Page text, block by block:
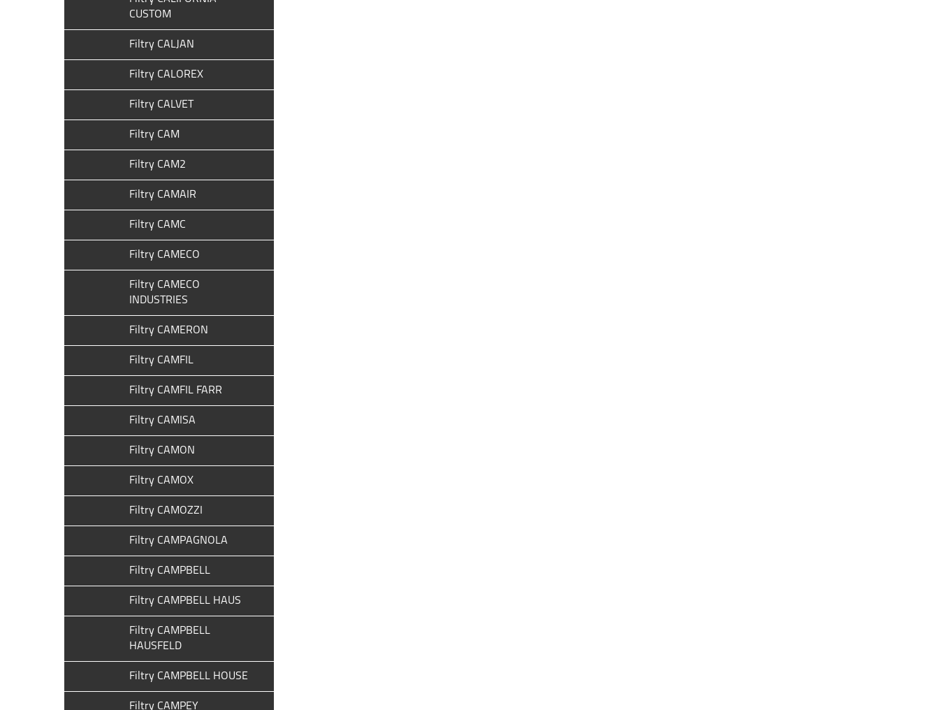
CUSTOM
Filtry CALJAN
Filtry CALOREX
Filtry CALVET
Filtry CAM
Filtry CAM2
Filtry CAMAIR
Filtry CAMC
Filtry CAMECO
Filtry CAMECO
INDUSTRIES
Filtry CAMERON
Filtry CAMFIL
Filtry CAMFIL FARR
Filtry CAMISA
Filtry CAMON
Filtry CAMOX
Filtry CAMOZZI
Filtry CAMPAGNOLA
Filtry CAMPBELL
Filtry CAMPBELL HAUS
Filtry CAMPBELL
HAUSFELD
Filtry CAMPBELL HOUSE
Filtry CAMPEY